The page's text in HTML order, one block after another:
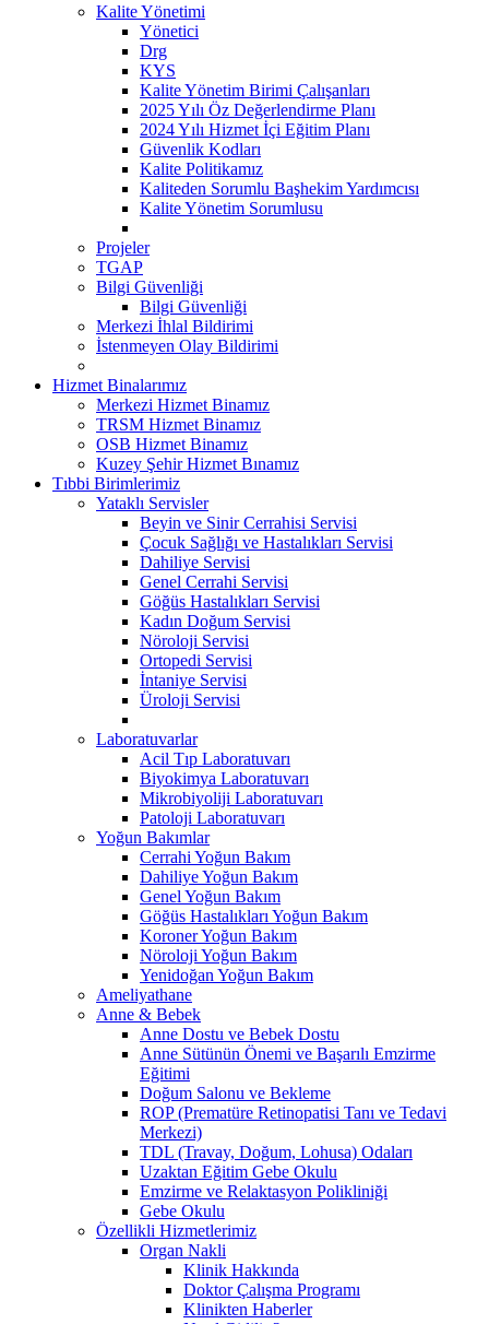
Kalite Yönetimi
Yönetici
Drg
KYS
Kalite Yönetim Birimi Çalışanları
2025 Yılı Öz Değerlendirme Planı
2024 Yılı Hizmet İçi Eğitim Planı
Güvenlik Kodları
Kalite Politikamız
Kaliteden Sorumlu Başhekim Yardımcısı
Kalite Yönetim Sorumlusu
Projeler
TGAP
Bilgi Güvenliği
Bilgi Güvenliği
Merkezi İhlal Bildirimi
İstenmeyen Olay Bildirimi
Hizmet Binalarımız
Merkezi Hizmet Binamız
TRSM Hizmet Binamız
OSB Hizmet Binamız
Kuzey Şehir Hizmet Bınamız
Tıbbi Birimlerimiz
Yataklı Servisler
Beyin ve Sinir Cerrahisi Servisi
Çocuk Sağlığı ve Hastalıkları Servisi
Dahiliye Servisi
Genel Cerrahi Servisi
Göğüs Hastalıkları Servisi
Kadın Doğum Servisi
Nöroloji Servisi
Ortopedi Servisi
İntaniye Servisi
Üroloji Servisi
Laboratuvarlar
Acil Tıp Laboratuvarı
Biyokimya Laboratuvarı
Mikrobiyoliji Laboratuvarı
Patoloji Laboratuvarı
Yoğun Bakımlar
Cerrahi Yoğun Bakım
Dahiliye Yoğun Bakım
Genel Yoğun Bakım
Göğüs Hastalıkları Yoğun Bakım
Koroner Yoğun Bakım
Nöroloji Yoğun Bakım
Yenidoğan Yoğun Bakım
Ameliyathane
Anne & Bebek
Anne Dostu ve Bebek Dostu
Anne Sütünün Önemi ve Başarılı Emzirme
Eğitimi
Doğum Salonu ve Bekleme
ROP (Prematüre Retinopatisi Tanı ve Tedavi
Merkezi)
TDL (Travay, Doğum, Lohusa) Odaları
Uzaktan Eğitim Gebe Okulu
Emzirme ve Relaktasyon Polikliniği
Gebe Okulu
Özellikli Hizmetlerimiz
Organ Nakli
Klinik Hakkında
Doktor Çalışma Programı
Klinikten Haberler